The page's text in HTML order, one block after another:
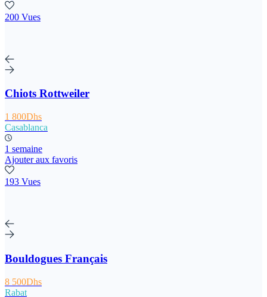
200 Vues
Chiots Rottweiler
1 800Dhs
Casablanca
1 semaine
Ajouter aux favoris
193 Vues
Bouldogues Français
8 500Dhs
Rabat